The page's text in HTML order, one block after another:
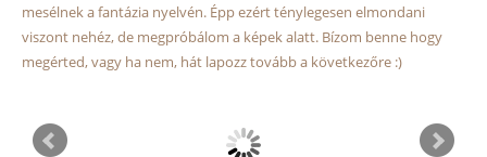
mesélnek a fantázia nyelvén. Épp ezért ténylegesen elmondani
viszont nehéz, de megpróbálom a képek alatt. Bízom benne hogy
megérted, vagy ha nem, hát lapozz tovább a következőre :)